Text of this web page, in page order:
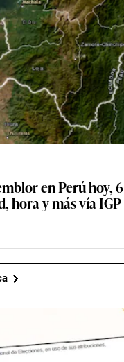
en Perú hoy,
hora y más vía IGP